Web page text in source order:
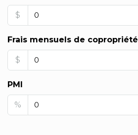
$
Frais mensuels de copropriété
$
PMI
%